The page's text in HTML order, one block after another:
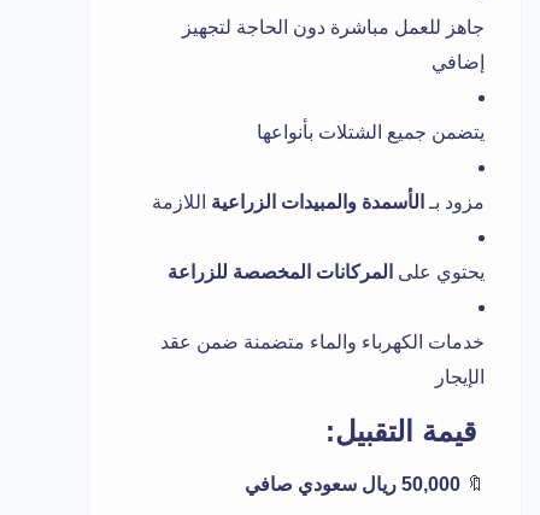
جاهز للعمل مباشرة دون الحاجة لتجهيز
إضافي
يتضمن جميع الشتلات بأنواعها
مزود بـ الأسمدة والمبيدات الزراعية اللازمة
يحتوي على المركانات المخصصة للزراعة
خدمات الكهرباء والماء متضمنة ضمن عقد
الإيجار
قيمة التقبيل:
🔖 50,000 ريال سعودي صافي